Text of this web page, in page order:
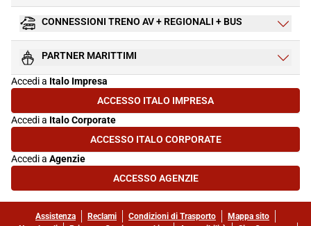
CONNESSIONI TRENO AV + REGIONALI + BUS
PARTNER MARITTIMI
Accedi a Italo Impresa
ACCESSO ITALO IMPRESA(SI APRE IN UNA NUOVA SCHEDA)
Accedi a Italo Corporate
ACCESSO ITALO CORPORATE(SI APRE IN UNA NUOVA SCHEDA)
Accedi a Agenzie
ACCESSO AGENZIE(SI APRE IN UNA NUOVA SCHEDA)
Assistenza Reclami Condizioni di Trasporto
Mappa sito